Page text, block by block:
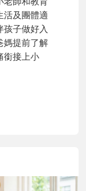
總是在一次
孩子一起長
到獨立自
養成。爸爸
每個重要的